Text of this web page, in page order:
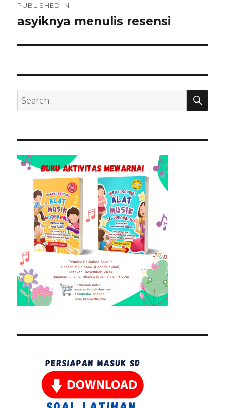
pos
PUBLISHED IN
asyiknya menulis resensi
Search
for: